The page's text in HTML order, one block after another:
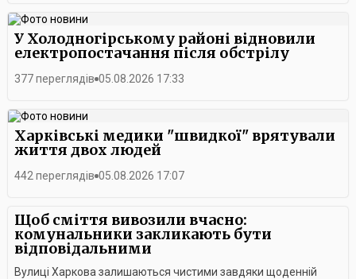
можливість жити у власних домівках, повинні не роками
долати бюрократичні перепони, а отримувати реальні
механізми державної підтримки. Водночас, за його словами,
держава має створювати умови, щоб переселенці могли
повноцінно інтегруватися в життя громад, працювати та
будувати своє майбутнє.За словами Ігоря Терехова,
працюватиме над змінами до законодавства, відстоюватиме
інтереси внутрішньо переміщених осіб та сприятиме
вирішенню їхніх правових і соціальних питань.
У Холодногірському районі відновили
електропостачання після обстрілу
377 переглядів 05.08.2026 17:33
Харківські медики "швидкої" врятували
життя двох людей
442 переглядів 05.08.2026 17:07
Щоб сміття вивозили вчасно:
комунальники закликають бути
відповідальними
Вулиці Харкова залишаються чистими завдяки щоденній